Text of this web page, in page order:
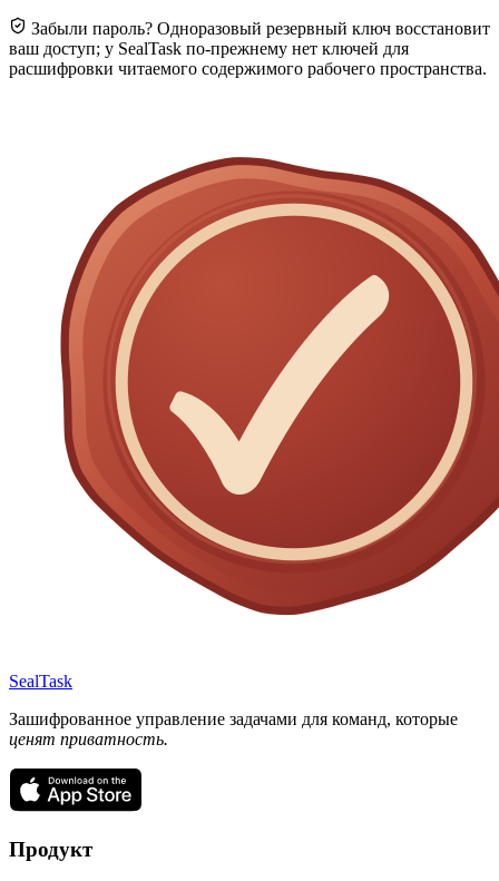
Забыли пароль? Одноразовый резервный ключ восстановит
ваш доступ; у SealTask по-прежнему нет ключей для
расшифровки читаемого содержимого рабочего пространства.
SealTask
Зашифрованное управление задачами для команд, которые
ценят приватность.
Продукт